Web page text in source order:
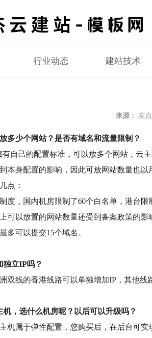
行业动态 建站技术
来源： 友
多少个网站？是否有域名和流量限制？
有自己的配置标准，可以放多个网站，云
本身配置的影响，因此可放网站数量也以
点：
度，国内机房限制了60个白名单，港台
可以放置的网站数量还受到备案政策的
多可以提交15个域名。
独立IP吗？
双线的香港线路可以单独增加IP，其他线
机，选什么机房呢？以后可以升级吗？
机属于弹性配置，您购买后，在后台可实